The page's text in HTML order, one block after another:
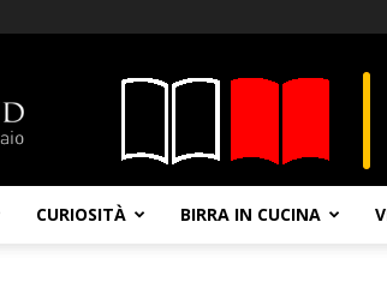
CURIOSITÀ BIRRA IN CUCINA